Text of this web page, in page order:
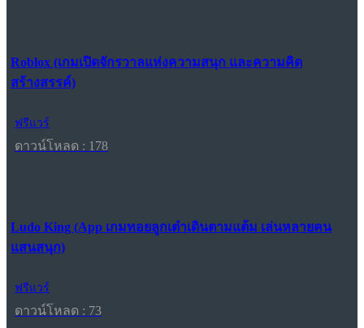
Roblox (เกมเปิดจักรวาลแห่งความสนุก และความคิด
สร้างสรรค์)
ฟรีแวร์
ดาวน์โหลด : 178
Ludo King (App เกมทอยลูกเต๋าเดินตามแต้ม เล่นหลายคน
แสนสนุก)
ฟรีแวร์
ดาวน์โหลด : 73